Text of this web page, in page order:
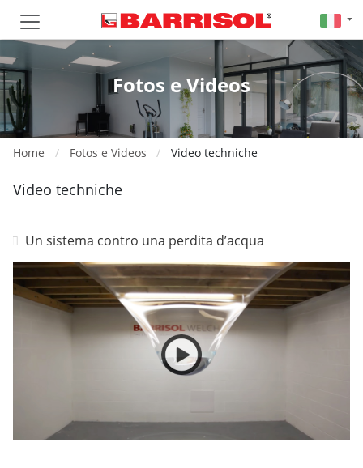
Fotos e Videos
Home Fotos e Videos Video techniche
Video techniche
Un sistema contro una perdita d’acqua